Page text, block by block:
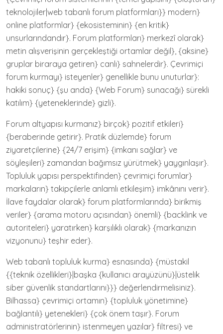
teknolojiler|web tabanlı forum platformları}} modern}
online platformlar} {ekosisteminin} {en kritik}
unsurlarındandır}. Forum platformları} merkezî olarak}
metin alışverişinin gerçekleştiği ortamlar değil}, {aksine}
gruplar biraraya getiren} canlı} sahnelerdir}. Çevrimiçi
forum kurmayı} isteyenler} genellikle bunu unuturlar}:
hakiki sonuç} {şu anda} {Web Forum} sunacağı} sürekli
katılım} {yeteneklerinde} gizli}.
Forum altyapısı kurmanız} birçok} pozitif etkileri}
{beraberinde getirir}. Pratik düzlemde} forum
ziyaretçilerine} {24/7 erişim} {imkanı sağlar} ve
söyleşileri} zamandan bağımsız yürütmek} yaygınlaşır}.
Topluluk yapısı perspektifinden} çevrimiçi forumlar}
markaların} takipçilerle anlamlı etkileşim} imkânını verir}.
İlave faydalar olarak} forum platformlarında} birikmiş
veriler} {arama motoru açısından} önemli} {backlink ve
autoriteleri} yaratırken} karşılıklı olarak} {markanızın
vizyonunu} teşhir eder}.
Web tabanlı topluluk kurma} esnasında} {müstakil
{{teknik özellikleri}|başka {kullanıcı arayüzünü}|üstelik
siber güvenlik standartlarını}}} değerlendirmelisiniz}.
Bilhassa} çevrimiçi ortamın} {topluluk yönetimine}
bağlantılı} yetenekleri} {çok önem taşır}. Forum
administratörlerinin} istenmeyen yazılar} filtresi} ve